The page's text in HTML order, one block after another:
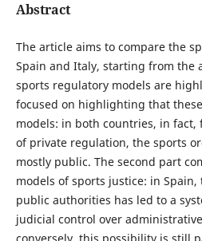
Abstract
The article aims to compare the
Spain and Italy, starting from the
sports regulatory models are
focused on highlighting that
models: in both countries, in
of private regulation, the sports
mostly public. The second part
models of sports justice: in
public authorities has led to a
judicial control over